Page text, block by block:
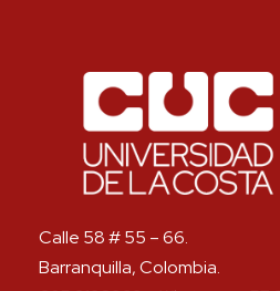
Calle 58 # 55 – 66.
Barranquilla, Colombia.